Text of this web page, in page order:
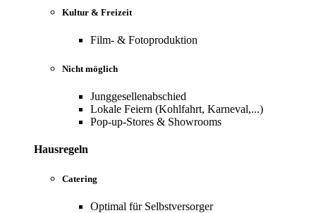
Kultur & Freizeit
Film- & Fotoproduktion
Nicht möglich
Junggesellenabschied
Lokale Feiern (Kohlfahrt, Karneval,...)
Pop-up-Stores & Showrooms
Hausregeln
Catering
Optimal für Selbstversorger